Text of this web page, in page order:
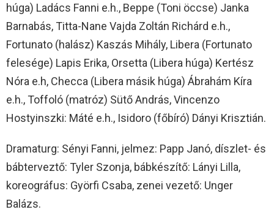
húga) Ladács Fanni e.h., Beppe (Toni öccse) Janka
Barnabás, Titta-Nane Vajda Zoltán Richárd e.h.,
Fortunato (halász) Kaszás Mihály, Libera (Fortunato
felesége) Lapis Erika, Orsetta (Libera húga) Kertész
Nóra e.h, Checca (Libera másik húga) Ábrahám Kíra
e.h., Toffoló (matróz) Sütő András, Vincenzo
Hostyinszki: Máté e.h., Isidoro (főbíró) Dányi Krisztián.
Dramaturg: Sényi Fanni, jelmez: Papp Janó, díszlet- és
bábterveztő: Tyler Szonja, bábkészítő: Lányi Lilla,
koreográfus: Györfi Csaba, zenei vezető: Unger
Balázs.